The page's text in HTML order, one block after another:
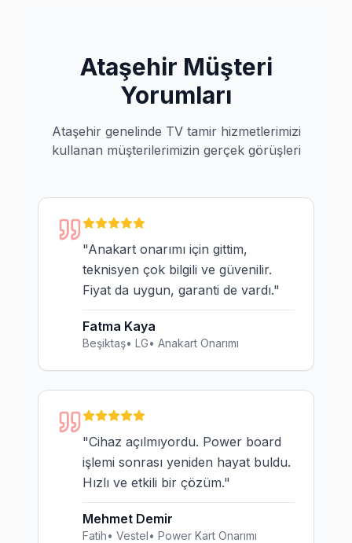
Ataşehir Müşteri
Yorumları
Ataşehir genelinde TV tamir hizmetlerimizi
kullanan müşterilerimizin gerçek görüşleri
"Anakart onarımı için gittim,
teknisyen çok bilgili ve güvenilir.
Fiyat da uygun, garanti de vardı."
Fatma Kaya
Beşiktaş• LG• Anakart Onarımı
"Cihaz açılmıyordu. Power board
işlemi sonrası yeniden hayat buldu.
Hızlı ve etkili bir çözüm."
Mehmet Demir
Fatih• Vestel• Power Kart Onarımı